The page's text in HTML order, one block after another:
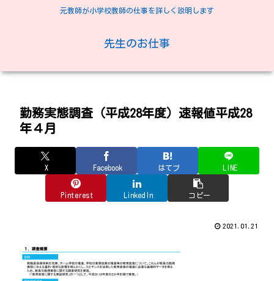
元教師が小学校教師の仕事を詳しく説明します
先生のお仕事
勤務実態調査（平成28年度）速報値平成28
年４月
X Facebook はてブ LINE
Pinterest LinkedIn コピー
2021.01.21